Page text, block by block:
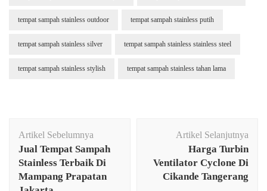
tempat sampah stainless outdoor tempat sampah stainless putih
tempat sampah stainless silver tempat sampah stainless stainless steel
tempat sampah stainless stylish tempat sampah stainless tahan lama
Artikel
Artikel Sebelumnya
Jual Tempat Sampah
Stainless Terbaik Di
Mampang Prapatan
Artikel Selanjutnya
Harga Turbin
Ventilator Cyclone Di
Cikande Tangerang